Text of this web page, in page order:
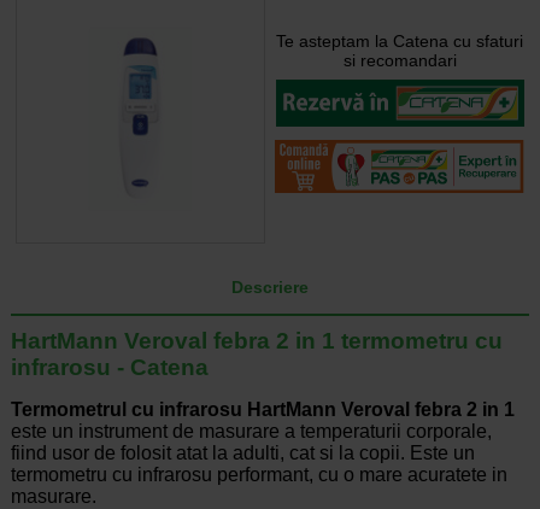
Te asteptam la Catena cu sfaturi
si recomandari
Descriere
HartMann Veroval febra 2 in 1 termometru cu
infrarosu - Catena
Termometrul cu infrarosu HartMann Veroval febra 2 in 1
este un instrument de masurare a temperaturii corporale,
fiind usor de folosit atat la adulti, cat si la copii. Este un
termometru cu infrarosu performant, cu o mare acuratete in
masurare.